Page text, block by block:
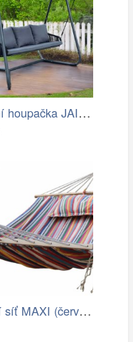
Zahradní houpačka JAIRA Tempo Kondela
Houpací síť MAXI (červená) | Jena…